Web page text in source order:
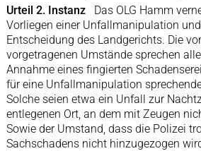
Urteil 2. Instanz
Das OLG Hamm
Vorliegen einer Unfallmanipulation
Entscheidung des Landgerichts. Die
vorgetragenen Umstände sprechen
Annahme eines fingierten
für eine Unfallmanipulation
Solche seien etwa ein Unfall zur
entlegenen Ort, an dem mit Zeugen
Sowie der Umstand, dass die Polizei
Sachschadens nicht hinzugezogen